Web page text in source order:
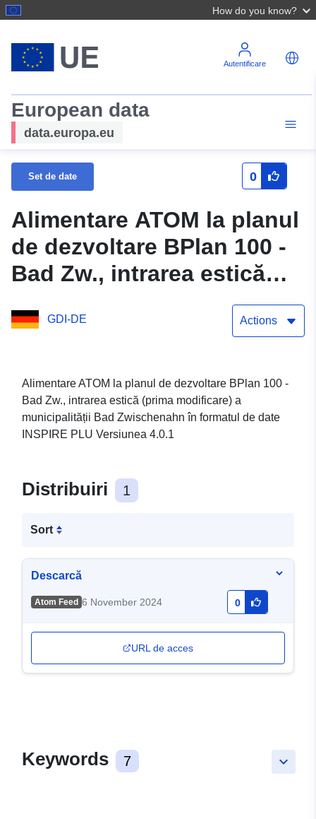
How do you know?
Autentificare
European data
data.europa.eu
Set de date 0
Alimentare ATOM la planul
de dezvoltare BPlan 100 -
Bad Zw., intrarea estică
municipalității Bad
GDI-DE Actions
Alimentare ATOM la planul de dezvoltare BPlan 100 -
Bad Zw., intrarea estică (prima modificare) a
municipalității Bad Zwischenahn în formatul de date
INSPIRE PLU Versiunea 4.0.1
Distribuiri 1
Sort
Descarcă
Atom Feed 6 November 2024 0
URL de acces
keyboard_arrow_down
Keywords 7